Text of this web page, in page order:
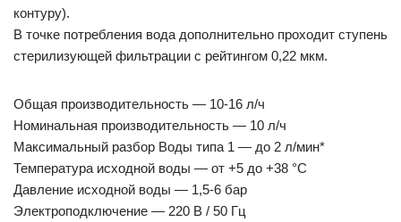
контуру).
В точке потребления вода дополнительно проходит ступень
стерилизующей фильтрации с рейтингом 0,22 мкм.
Общая производительность — 10-16 л/ч
Номинальная производительность — 10 л/ч
Максимальный разбор Воды типа 1 — до 2 л/мин*
Температура исходной воды — от +5 до +38 °C
Давление исходной воды — 1,5-6 бар
Электроподключение — 220 В / 50 Гц